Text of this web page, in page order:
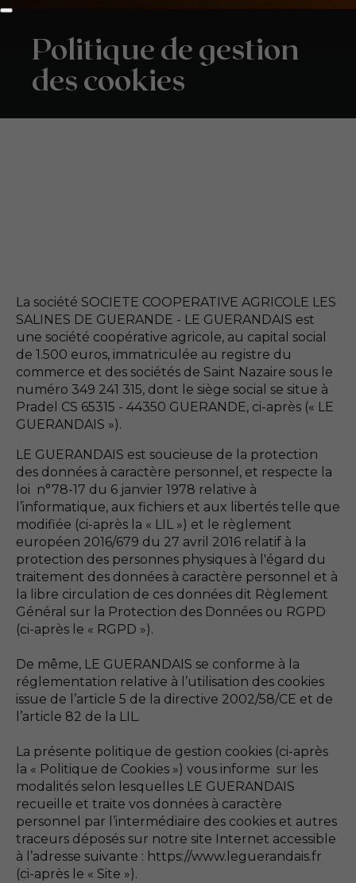
Politique de gestion
des cookies
La société SOCIETE COOPERATIVE AGRICOLE LES
SALINES DE GUERANDE - LE GUERANDAIS est
une société coopérative agricole, au capital social
de 1.500 euros, immatriculée au registre du
commerce et des sociétés de Saint Nazaire sous le
numéro 349 241 315, dont le siège social se situe à
Pradel CS 65315 - 44350 GUERANDE, ci-après (« LE
GUERANDAIS »).
LE GUERANDAIS est soucieuse de la protection
des données à caractère personnel, et respecte la
loi n°78-17 du 6 janvier 1978 relative à
l’informatique, aux fichiers et aux libertés telle que
modifiée (ci-après la « LIL ») et le règlement
européen 2016/679 du 27 avril 2016 relatif à la
protection des personnes physiques à l'égard du
traitement des données à caractère personnel et à
la libre circulation de ces données dit Règlement
Général sur la Protection des Données ou RGPD
(ci-après le « RGPD »).
De même, LE GUERANDAIS se conforme à la
réglementation relative à l’utilisation des cookies
issue de l’article 5 de la directive 2002/58/CE et de
l’article 82 de la LIL.
La présente politique de gestion cookies (ci-après
la « Politique de Cookies ») vous informe sur les
modalités selon lesquelles LE GUERANDAIS
recueille et traite vos données à caractère
personnel par l’intermédiaire des cookies et autres
traceurs déposés sur notre site Internet accessible
à l’adresse suivante : https://www.leguerandais.fr
(ci-après le « Site »).